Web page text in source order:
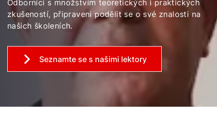
Odborníci s množstvím teoretických i praktických
zkušeností, připraveni podělit se o své znalosti na
našich školeních.
Seznamte se s našimi lektory